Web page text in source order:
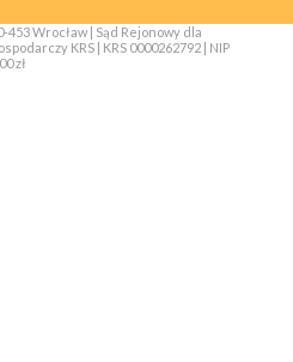
453 Wrocław | Sąd Rejonowy dla
KRS | KRS 0000262792 | NIP
zł